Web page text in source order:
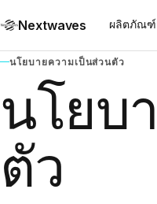
Nextwaves ผลิตภัณฑ์
นโยบายความเป็นส่วนตัว
นโยบ
ตัว